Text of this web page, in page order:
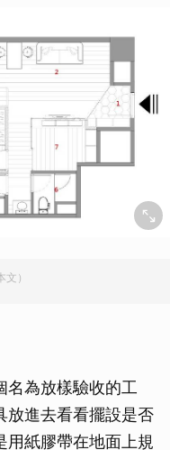
）
名為放樣驗收的工
放進去看看擺設是否
用紙膠帶在地面上規